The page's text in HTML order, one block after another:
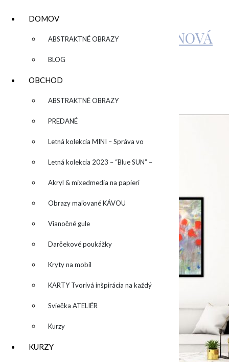
DOMOV
▼ ABSTRAKTNÉ OBRAZY
BLOG
OBCHOD
▼ ABSTRAKTNÉ OBRAZY
PREDANÉ
Letná kolekcia MINI – Správa vo
fľaši
Letná kolekcia 2023 – “Blue SUN” –
“Modré slnko”
Akryl & mixedmedia na papieri
Obrazy maľované KÁVOU
Vianočné gule
Darčekové poukážky
Kryty na mobil
KARTY Tvorivá inšpirácia na každý
deň
Sviečka ATELIÉR
Kurzy
KURZY
KATARÍNA SUJOVÁ KALMANOVÁ
REDPOPPIES2
byadminLeave a Comment